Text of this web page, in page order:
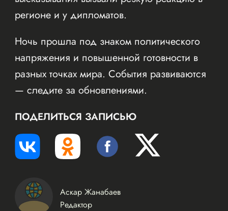
регионе и у дипломатов.
Ночь прошла под знаком политического
напряжения и повышенной готовности в
разных точках мира. События развиваются
— следите за обновлениями.
ПОДЕЛИТЬСЯ ЗАПИСЬЮ
Аскар Жанабаев
Редактор